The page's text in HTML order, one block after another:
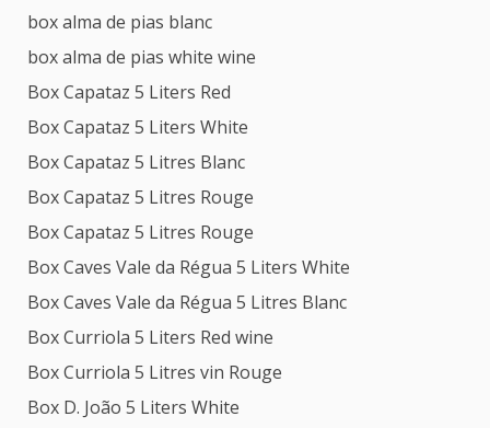
box alma de pias blanc
box alma de pias white wine
Box Capataz 5 Liters Red
Box Capataz 5 Liters White
Box Capataz 5 Litres Blanc
Box Capataz 5 Litres Rouge
Box Capataz 5 Litres Rouge
Box Caves Vale da Régua 5 Liters White
Box Caves Vale da Régua 5 Litres Blanc
Box Curriola 5 Liters Red wine
Box Curriola 5 Litres vin Rouge
Box D. João 5 Liters White